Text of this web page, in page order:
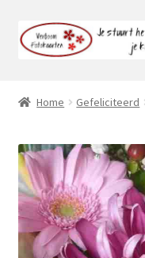
Ga
door
Ga
naar
Mijn account
Home Gefeliciteerd